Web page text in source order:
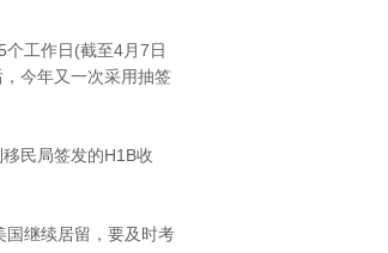
工作日(截至4月7日
今年又一次采用抽签
民局签发的H1B收
继续居留，要及时考